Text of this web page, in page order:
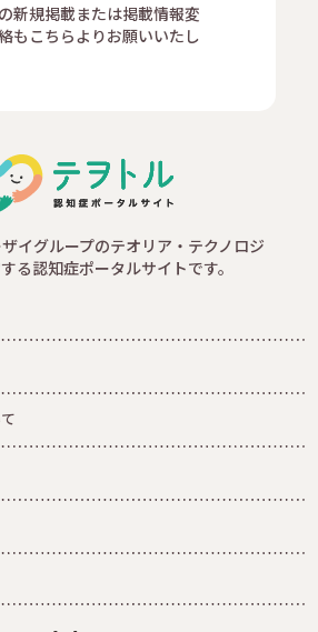
新規掲載または掲載情報変
もこちらよりお願いいたし
イグループのテオリア・テクノロジ
る認知症ポータルサイトです。